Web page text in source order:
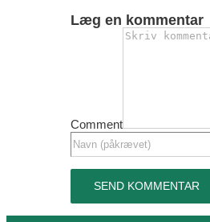
Læg en kommentar
Comment